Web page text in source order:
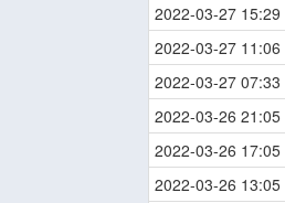
2022-03-27 15:29
2022-03-27 11:06
2022-03-27 07:33
2022-03-26 21:05
2022-03-26 17:05
2022-03-26 13:05